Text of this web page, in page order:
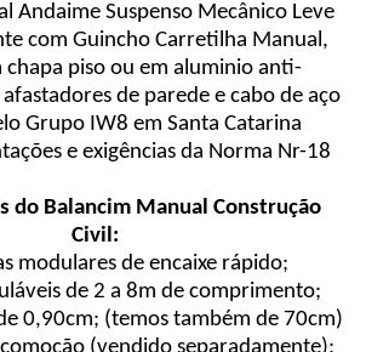
Andaime Suspenso Mecânico Leve
com Guincho Carretilha Manual,
chapa piso ou em aluminio anti-
de parede e cabo de aço
Grupo IW8 em Santa Catarina
e exigências da Norma Nr-18
do Balancim Manual Construção
Civil:
modulares de encaixe rápido;
de 2 a 8m de comprimento;
0,90cm; (temos também de 70cm)